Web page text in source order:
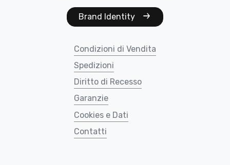
Brand Identity
Condizioni di Vendita
Spedizioni
Diritto di Recesso
Garanzie
Cookies e Dati
Contatti